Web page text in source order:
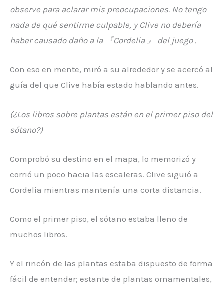
observe para aclarar mis preocupaciones. No tengo
nada de qué sentirme culpable, y Clive no debería
haber causado daño a la
『Cordelia 』 del juego.
Con eso en mente, miró a su alrededor y se acercó al
guía del que Clive había estado hablando antes.
(¿Los libros sobre plantas están en el primer piso del
sótano?)
Comprobó su destino en el mapa, lo memorizó y
corrió un poco hacia las escaleras. Clive siguió a
Cordelia mientras mantenía una corta distancia.
Como el primer piso, el sótano estaba lleno de
muchos libros.
Y el rincón de las plantas estaba dispuesto de forma
fácil de entender; estante de plantas ornamentales,